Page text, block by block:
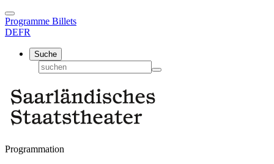
Programme Billets
DEFR
Suche
Programmation